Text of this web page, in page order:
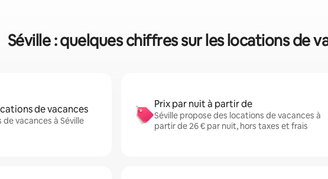
Séville : quelques chiffres sur les locations de
de vacances
de vacances à Séville
Prix par nuit à partir de
Séville propose des locations de vacances à
partir de 26 € par nuit, hors taxes et frais